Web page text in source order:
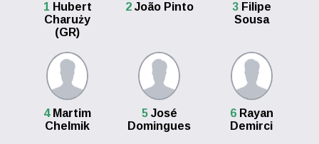
1 Hubert
Charuży
(GR)
2João Pinto 3Filipe
Sousa
4Martim
Chelmik
5José
Domingues
6Rayan
Demirci